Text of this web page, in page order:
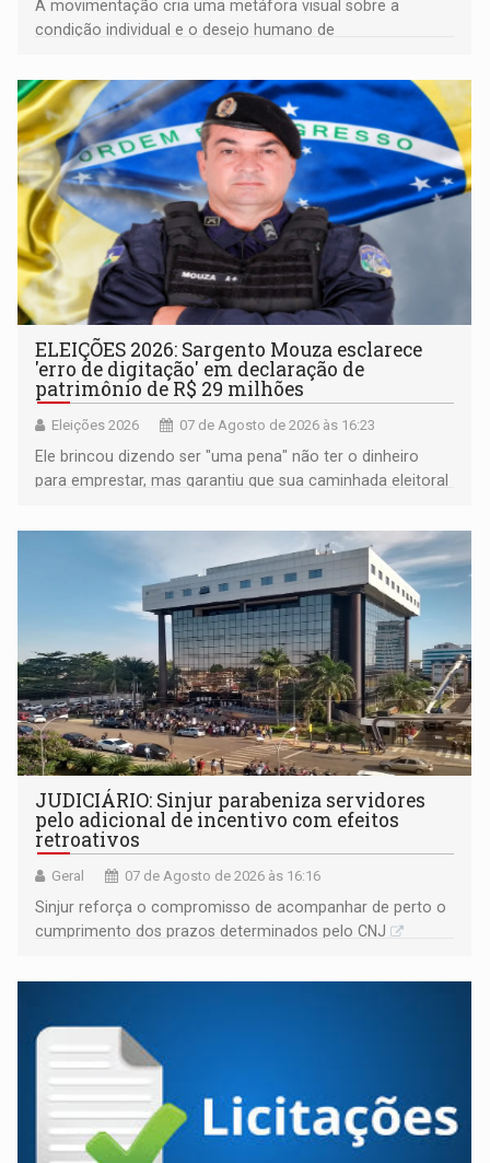
A movimentação cria uma metáfora visual sobre a
condição individual e o desejo humano de
ELEIÇÕES 2026: Sargento Mouza esclarece
'erro de digitação' em declaração de
patrimônio de R$ 29 milhões
Eleições 2026 07 de Agosto de 2026 às 16:23
Ele brincou dizendo ser "uma pena" não ter o dinheiro
para emprestar, mas garantiu que sua caminhada eleitoral
JUDICIÁRIO: Sinjur parabeniza servidores
pelo adicional de incentivo com efeitos
retroativos
Geral 07 de Agosto de 2026 às 16:16
Sinjur reforça o compromisso de acompanhar de perto o
cumprimento dos prazos determinados pelo CNJ